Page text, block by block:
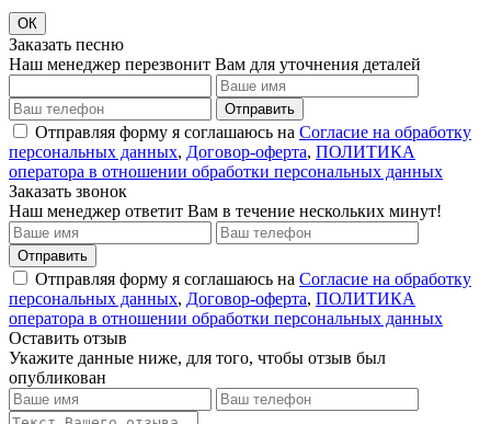
ОК
Заказать песню
Наш менеджер перезвонит Вам для уточнения деталей
Отправить
Отправляя форму я соглашаюсь на Согласие на обработку
персональных данных, Договор-оферта, ПОЛИТИКА
оператора в отношении обработки персональных данных
Заказать звонок
Наш менеджер ответит Вам в течение нескольких минут!
Отправить
Отправляя форму я соглашаюсь на Согласие на обработку
персональных данных, Договор-оферта, ПОЛИТИКА
оператора в отношении обработки персональных данных
Оставить отзыв
Укажите данные ниже, для того, чтобы отзыв был
опубликован